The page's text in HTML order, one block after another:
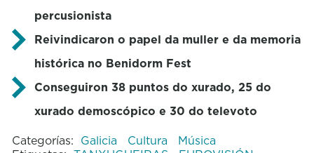
percusionista
Reivindicaron o papel da muller e da memoria
histórica no Benidorm Fest
Conseguiron 38 puntos do xurado, 25 do
xurado demoscópico e 30 do televoto
Categorías: Galicia Cultura
Música